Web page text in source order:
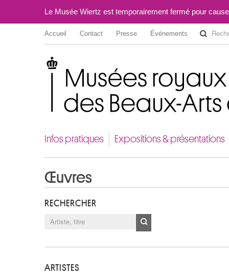
Le Musée Wiertz est temporairement fermé pour
Accueil Contact Presse Événements
Infos pratiques Expositions & présentations
Œuvres
RECHERCHER
ARTISTES